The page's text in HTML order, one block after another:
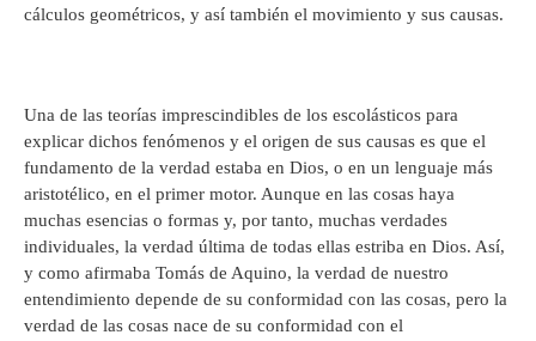
cálculos geométricos, y así también el movimiento y sus causas.
Una de las teorías imprescindibles de los escolásticos para
explicar dichos fenómenos y el origen de sus causas es que el
fundamento de la verdad estaba en Dios, o en un lenguaje más
aristotélico, en el primer motor. Aunque en las cosas haya
muchas esencias o formas y, por tanto, muchas verdades
individuales, la verdad última de todas ellas estriba en Dios. Así,
y como afirmaba Tomás de Aquino, la verdad de nuestro
entendimiento depende de su conformidad con las cosas, pero la
verdad de las cosas nace de su conformidad con el